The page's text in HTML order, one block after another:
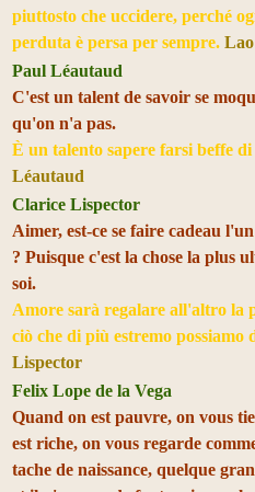
piuttosto che uccidere, perché
perduta è persa per sempre. Lao
Paul Léautaud
C'est un talent de savoir se
qu'on n'a pas.
È un talento sapere farsi beffe
Léautaud
Clarice Lispector
Aimer, est-ce se faire cadeau
? Puisque c'est la chose la plus
soi.
Amore sarà regalare all'altro la
ciò che di più estremo possiamo
Lispector
Felix Lope de la Vega
Quand on est pauvre, on vous
est riche, on vous regarde
tache de naissance, quelque